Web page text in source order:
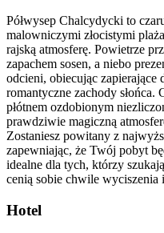
Półwysep Chalcydycki to
malowniczymi złocistymi
rajską atmosferę. Powietrze
zapachem sosen, a niebo
odcieni, obiecując zapierające
romantyczne zachody słońca.
płótnem ozdobionym
prawdziwie magiczną
Zostaniesz powitany z
zapewniając, że Twój pobyt
idealne dla tych, którzy
cenią sobie chwile wyciszenia
Hotel